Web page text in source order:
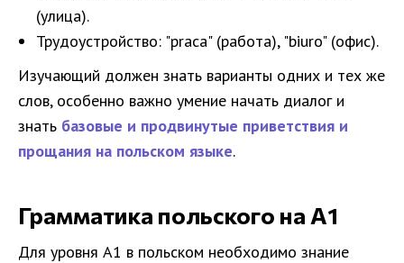
(улица).
Трудоустройство: "praca" (работа), "biuro" (офис).
Изучающий должен знать варианты одних и тех же
слов, особенно важно умение начать диалог и
знать базовые и продвинутые приветствия и
прощания на польском языке.
Грамматика польского на A1
Для уровня A1 в польском необходимо знание